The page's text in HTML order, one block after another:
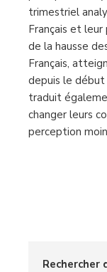
trimestriel
Français et
de la hausse
Français,
depuis le début
traduit
changer leurs
perception
Rechercher